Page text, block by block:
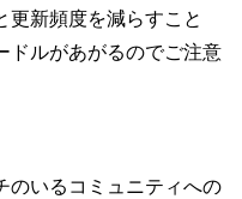
更新頻度を減らすこと
ドルがあがるのでご注意
のいるコミュニティへの